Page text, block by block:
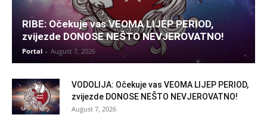
RIBE: Očekuje vas VEOMA LIJEP PERIOD,
zvijezde DONOSE NEŠTO NEVJEROVATNO!
Portal - August 7, 2026
VODOLIJA: Očekuje vas VEOMA LIJEP PERIOD,
zvijezde DONOSE NEŠTO NEVJEROVATNO!
August 7, 2026